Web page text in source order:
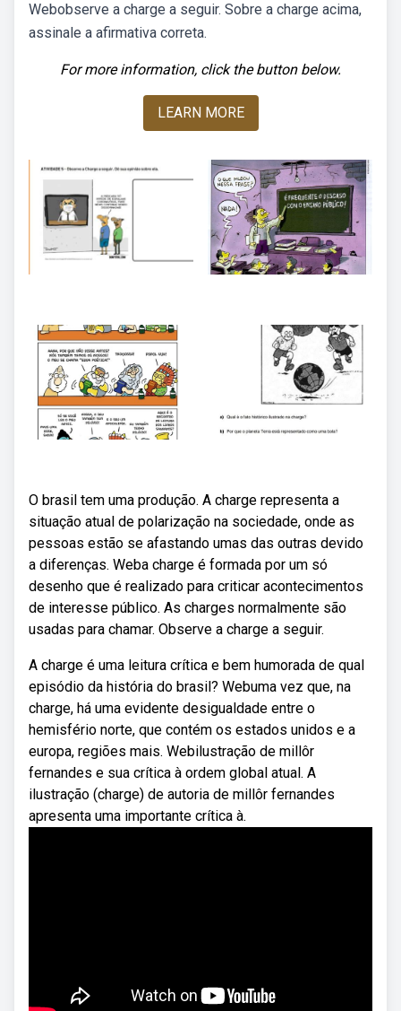
Webobserve a charge a seguir. Sobre a charge acima,
assinale a afirmativa correta.
For more information, click the button below.
LEARN MORE
O brasil tem uma produção. A charge representa a
situação atual de polarização na sociedade, onde as
pessoas estão se afastando umas das outras devido
a diferenças. Weba charge é formada por um só
desenho que é realizado para criticar acontecimentos
de interesse público. As charges normalmente são
usadas para chamar. Observe a charge a seguir.
A charge é uma leitura crítica e bem humorada de qual
episódio da história do brasil? Webuma vez que, na
charge, há uma evidente desigualdade entre o
hemisfério norte, que contém os estados unidos e a
europa, regiões mais. Webilustração de millôr
fernandes e sua crítica à ordem global atual. A
ilustração (charge) de autoria de millôr fernandes
apresenta uma importante crítica à.